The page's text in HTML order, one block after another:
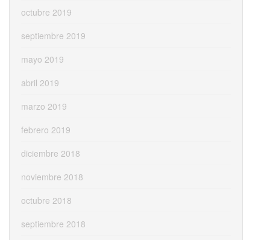
octubre 2019
septiembre 2019
mayo 2019
abril 2019
marzo 2019
febrero 2019
diciembre 2018
noviembre 2018
octubre 2018
septiembre 2018